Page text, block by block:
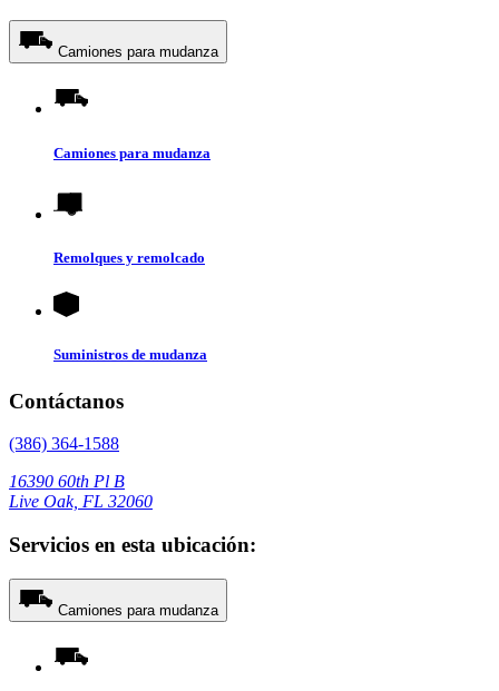
Camiones para mudanza
Camiones para mudanza
Remolques y remolcado
Suministros de mudanza
Contáctanos
(386) 364-1588
16390 60th Pl B
Live Oak, FL 32060
Servicios en esta ubicación:
Camiones para mudanza